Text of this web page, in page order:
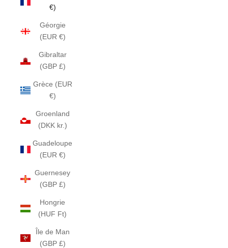
€)
Géorgie
(EUR €)
Gibraltar
(GBP £)
Grèce (EUR
€)
Groenland
(DKK kr.)
Guadeloupe
(EUR €)
Guernesey
(GBP £)
Hongrie
(HUF Ft)
Île de Man
(GBP £)